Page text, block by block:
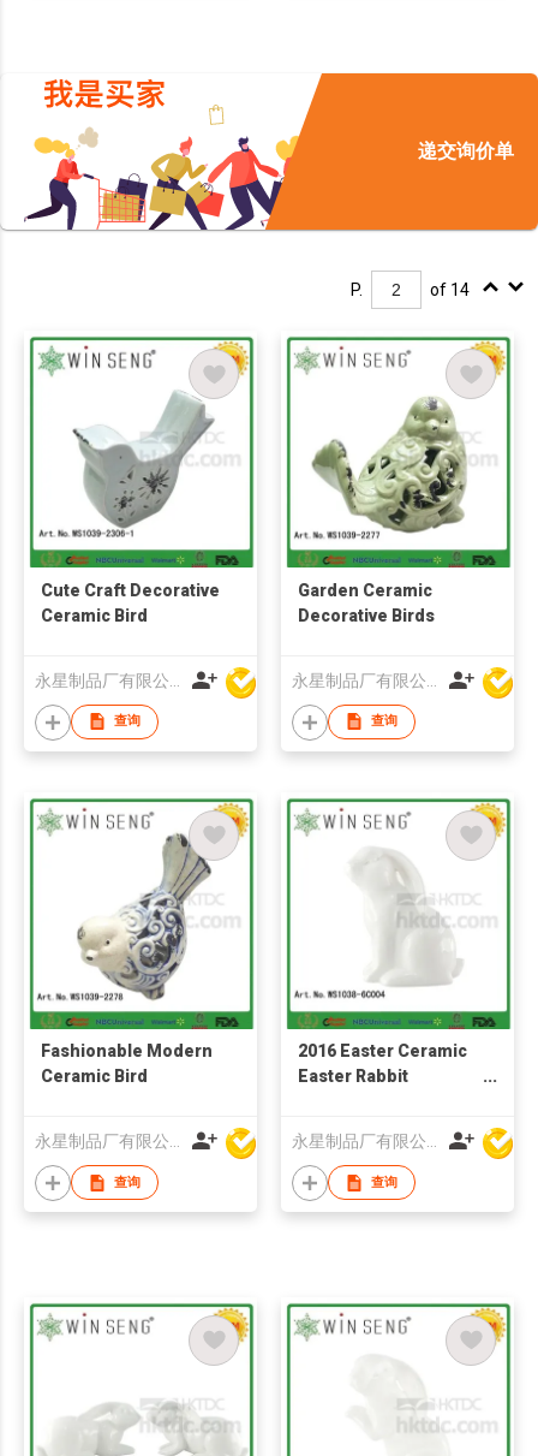
递交询价单
P. of 14
Cute Craft Decorative
Ceramic Bird
查询
Garden Ceramic
Decorative Birds
查询
Fashionable Modern
Ceramic Bird
查询
2016 Easter Ceramic
Easter Rabbit
查询